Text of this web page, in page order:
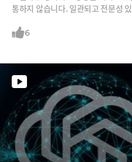
통하지 않습니다. 일관되고 전문성
한 가치있는 콘텐츠를 만들기 위해서
도는 자연스레 오르기 마련입니다.
히 알고 있으면, 전략을 짜고 제품 기
다. AI검색 시대를 맞아 기업의 브랜
앞서 나갈 수 있는 기회를 잡게 되는
비자 검색 경로' 파악 노하우를 박세
니다.
6